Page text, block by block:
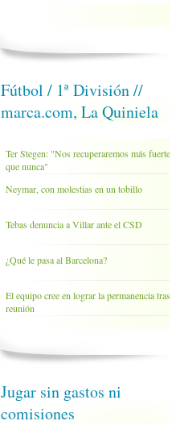
Fútbol / 1ª División //
marca.com, La Quiniela
Ter Stegen: "Nos recuperaremos más fuertes
que nunca"
Neymar, con molestias en un tobillo
Tebas denuncia a Villar ante el CSD
¿Qué le pasa al Barcelona?
El equipo cree en lograr la permanencia tras la
reunión
Jugar sin gastos ni
comisiones